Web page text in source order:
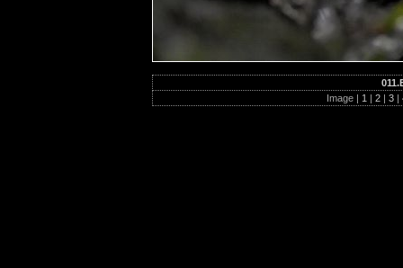
Image | 1 | 2 | 3 |